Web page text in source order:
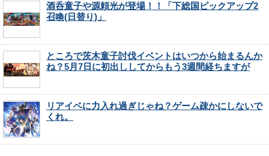
酒呑童子や源頼光が登場！！「下総国ピックアップ2
召喚(日替り)」
ところで茨木童子討伐イベントはいつから始まるんか
ね？5月7日に初出ししてからもう3週間経ちますが
リアイベに力入れ過ぎじゃね？ゲーム疎かにしないで
くれ。